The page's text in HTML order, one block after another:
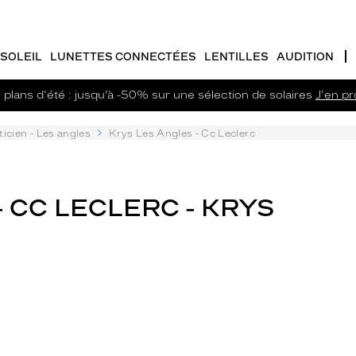
LUNETTES CONNECTÉES LENTILLES AUDITION
plans d'été : jusqu’à -50% sur une sélection de solaires J'en
- Les angles Krys Les Angles - Cc Leclerc
LECLERC - KRYS